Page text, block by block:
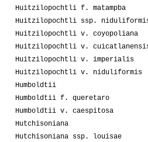
Huitzilopochtli f. matampba
Huitzilopochtli ssp.
Huitzilopochtli v. coyopoliana
Huitzilopochtli v.
Huitzilopochtli v. imperialis
Huitzilopochtli v. niduliformis
Humboldtii
Humboldtii f. queretaro
Humboldtii v. caespitosa
Hutchisoniana
Hutchisoniana ssp. louisae